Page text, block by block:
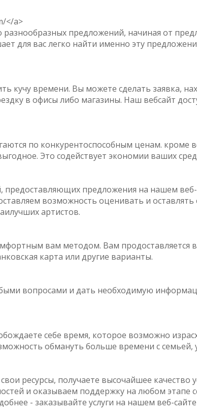
</a>
предложений, начиная от
для вас легко найти именно эту
кучу времени. Вы можете сделать заявка,
в офисы либо магазины. Наш вебсайт
по конкурентоспособным ценам. кроме
Это содействует экономии ваших
предложения на нашем
возможность оценивать и
артистов.
вам методом. Вам продоставляется
карта или другие варианты.
вопросами и дать необходимую
себе время, которое возможно
обмануть больше времени с семьей,
ресурсы, получаете высочайшее качество
и оказываем поддержку на любом этапе
- заказывайте услуги на нашем веб-сайте